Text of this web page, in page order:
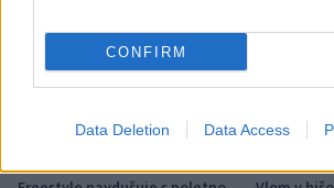
CONFIRM
Data Deletion Data Access
Festivalu SHOTS prestavljen na
Slovenj